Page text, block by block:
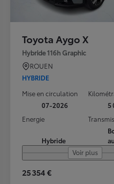
Toyota Aygo X
Hybride 116h Graphic
ROUEN
HYBRIDE
Mise en circulation
07-2026
5
Energie
Hybride
Voir plus
25 354 €